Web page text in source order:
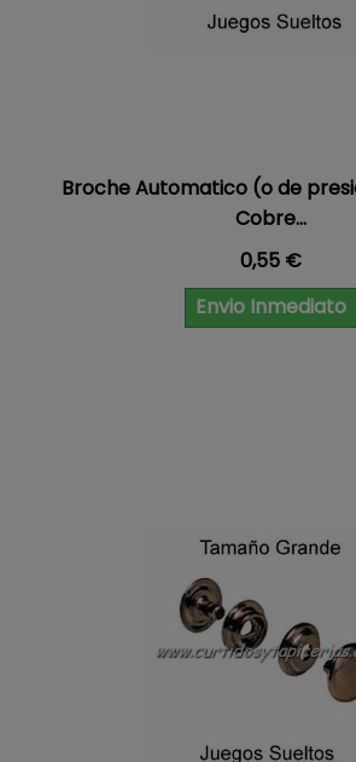
Broche Automatico (o de
Cobre...
Precio
0,55 €
Envio Inmediato